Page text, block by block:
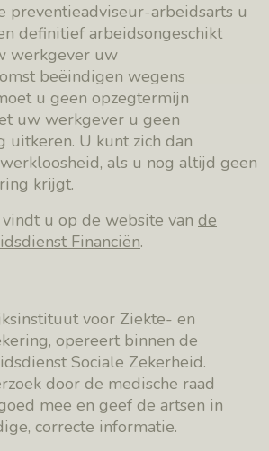
preventieadviseur-arbeidsarts u
definitief arbeidsongeschikt
werkgever uw
beëindigen wegens
u geen opzegtermijn
uw werkgever u geen
uitkeren. U kunt zich dan
als u nog altijd geen
krijgt.
u op de website van de
Financiën.
voor Ziekte- en
opereert binnen de
Sociale Zekerheid.
door de medische raad
mee en geef de artsen in
correcte informatie.